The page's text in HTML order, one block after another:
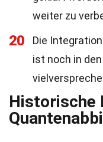
weiter zu
20
Die
ist noch in
Historische